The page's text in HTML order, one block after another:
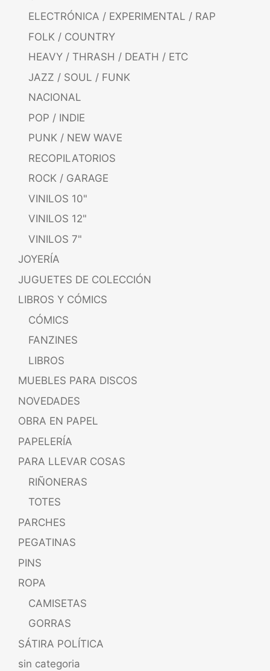
ELECTRÓNICA / EXPERIMENTAL / RAP
FOLK / COUNTRY
HEAVY / THRASH / DEATH / ETC
JAZZ / SOUL / FUNK
NACIONAL
POP / INDIE
PUNK / NEW WAVE
RECOPILATORIOS
ROCK / GARAGE
VINILOS 10"
VINILOS 12"
VINILOS 7"
JOYERÍA
JUGUETES DE COLECCIÓN
LIBROS Y CÓMICS
CÓMICS
FANZINES
LIBROS
MUEBLES PARA DISCOS
NOVEDADES
OBRA EN PAPEL
PAPELERÍA
PARA LLEVAR COSAS
RIÑONERAS
TOTES
PARCHES
PEGATINAS
PINS
ROPA
CAMISETAS
GORRAS
SÁTIRA POLÍTICA
sin categoria